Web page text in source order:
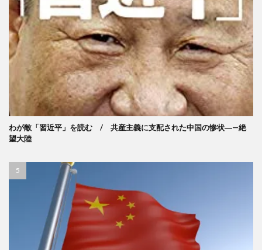
わが敵「習近平」を読む / 共産主義に支配された中国の惨状―—絶
望大陸